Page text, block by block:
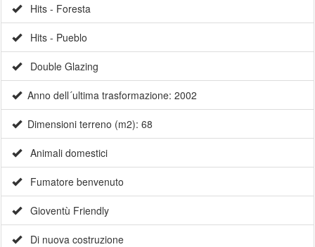
Hits - Foresta
Hits - Pueblo
Double Glazing
Anno dell´ultima trasformazione: 2002
Dimensioni terreno (m2): 68
Animali domestici
Fumatore benvenuto
Gioventù Friendly
Di nuova costruzione